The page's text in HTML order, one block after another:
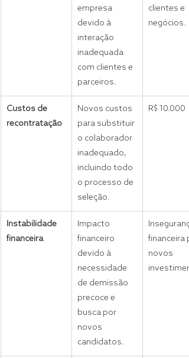
empresa
devido à
interação
inadequada
com clientes e
parceiros.
clientes e
negócios.
Custos de
recontratação
Novos custos
para substituir
o colaborador
inadequado,
incluindo todo
o processo de
seleção.
R$ 10.000
Instabilidade
financeira
Impacto
financeiro
devido à
necessidade
de demissão
precoce e
busca por
novos
candidatos.
financeira
novos